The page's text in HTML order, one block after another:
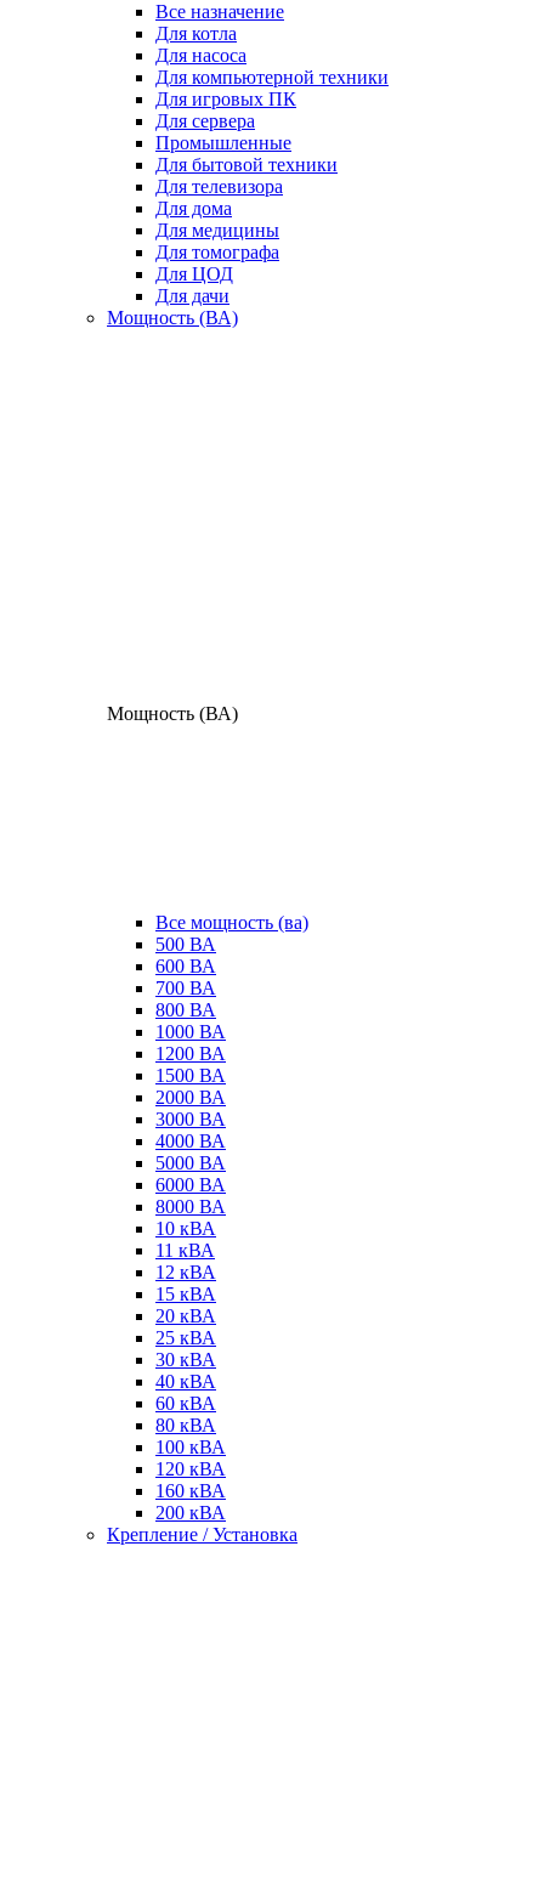
Все назначение
Для котла
Для насоса
Для компьютерной техники
Для игровых ПК
Для сервера
Промышленные
Для бытовой техники
Для телевизора
Для дома
Для медицины
Для томографа
Для ЦОД
Для дачи
Мощность (ВА)
Мощность (ВА)
Все мощность (ва)
500 ВА
600 ВА
700 ВА
800 ВА
1000 ВА
1200 ВА
1500 ВА
2000 ВА
3000 ВА
4000 ВА
5000 ВА
6000 ВА
8000 ВА
10 кВА
11 кВА
12 кВА
15 кВА
20 кВА
25 кВА
30 кВА
40 кВА
60 кВА
80 кВА
100 кВА
120 кВА
160 кВА
200 кВА
Крепление / Установка